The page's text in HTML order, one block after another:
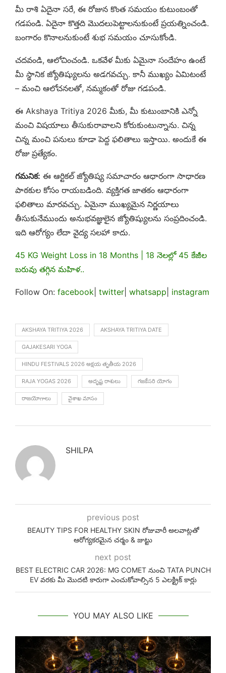
మీ రాశి ఏదైనా సరే, ఈ రోజున కొంత సమయం కుటుంబంతో
గడపండి. ఏదైనా కొత్తది మొదలుపెట్టాలనుకుంటే ప్రయత్నించండి.
బంగారం కొనాలనుకుంటే శుభ సమయం చూసుకోండి.
చదవండి, ఆలోచించండి. ఒకవేళ మీకు ఏమైనా సందేహం ఉంటే
మీ స్థానిక జ్యోతిష్యులను అడగవచ్చు. కానీ ముఖ్యం ఏమిటంటే
– మంచి ఆలోచనలతో, నమ్మకంతో రోజు గడపండి.
ఈ Akshaya Tritiya 2026 మీకు, మీ కుటుంబానికి ఎన్నో
మంచి విషయాలు తీసుకురావాలని కోరుకుంటున్నాను. చిన్న
చిన్న మంచి పనులు కూడా పెద్ద ఫలితాలు ఇస్తాయి. అందుకే ఈ
రోజు ప్రత్యేకం.
గమనిక: ఈ ఆర్టికల్ జ్యోతిష్య సమాచారం ఆధారంగా సాధారణ
పాఠకుల కోసం రాయబడింది. వ్యక్తిగత జాతకం ఆధారంగా
ఫలితాలు మారవచ్చు. ఏమైనా ముఖ్యమైన నిర్ణయాలు
తీసుకునేముందు అనుభవజ్ఞులైన జ్యోతిష్యులను సంప్రదించండి.
ఇది ఆరోగ్యం లేదా వైద్య సలహా కాదు.
45 KG Weight Loss in 18 Months | 18 నెలల్లో 45 కేజీల
బరువు తగ్గిన మహిళ..
Follow On: facebook twitter whatsapp instagram
AKSHAYA TRITIYA 2026 AKSHAYA TRITIYA DATE
GAJAKESARI YOGA
HINDU FESTIVALS 2026 అక్షయ తృతీయ 2026
RAJA YOGAS 2026 అదృష్ట రాశులు గజకేసరి యోగం
రాజయోగాలు వైశాఖ మాసం
SHILPA
previous post
BEAUTY TIPS FOR HEALTHY SKIN రోజువారీ అలవాట్లతో
ఆరోగ్యకరమైన చర్మం & జుట్టు
next post
BEST ELECTRIC CAR 2026: MG COMET నుంచి TATA PUNCH
EV వరకు మీ మొదటి కారుగా ఎంచుకోవాల్సిన 5 ఎలక్ట్రిక్ కార్లు
YOU MAY ALSO LIKE